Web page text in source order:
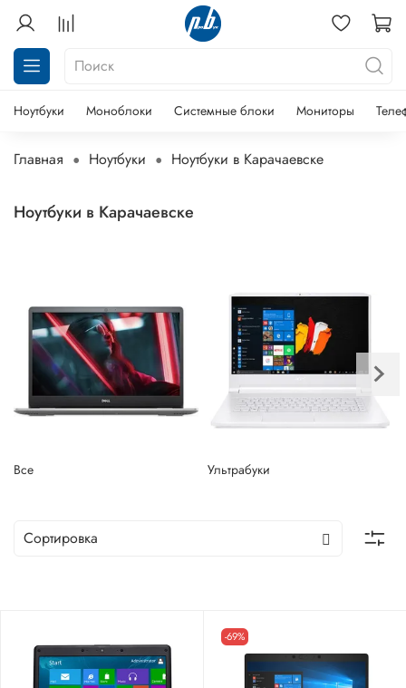
Ноутбуки Моноблоки Системные блоки Мониторы
Главная Ноутбуки Ноутбуки в Карачаевске
Ноутбуки в Карачаевске
Все Ультрабуки
-69%